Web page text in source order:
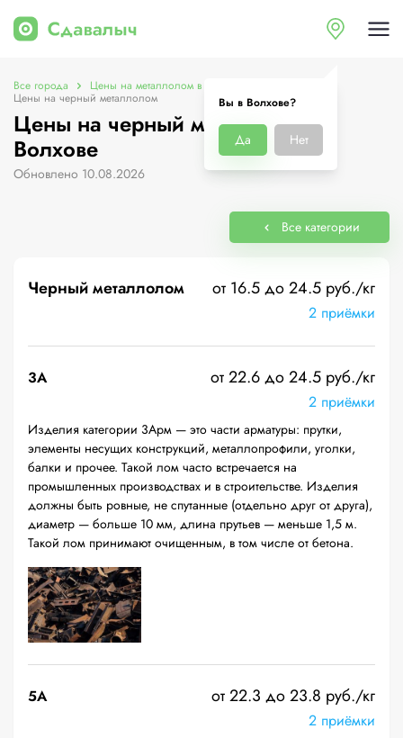
Вы в Волхове?
Да Нет
Все города Цены на металлолом в Волхове
Цены на черный металлолом
Цены на черный металлолом в
Волхове
Обновлено 10.08.2026
Все категории
Черный металлолом от 16.5 до 24.5 руб./кг
2 приёмки
3А от 22.6 до 24.5 руб./кг
2 приёмки
Изделия категории 3Арм — это части арматуры: прутки,
элементы несущих конструкций, металлопрофили, уголки,
балки и прочее. Такой лом часто встречается на
промышленных производствах и в строительстве. Изделия
должны быть ровные, не спутанные (отдельно друг от друга),
диаметр — больше 10 мм, длина прутьев — меньше 1,5 м.
Такой лом принимают очищенным, в том числе от бетона.
5А от 22.3 до 23.8 руб./кг
2 приёмки